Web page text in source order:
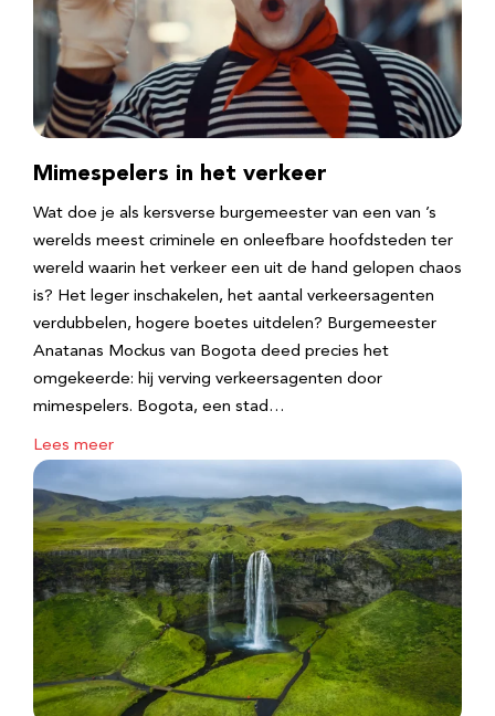
Mimespelers in het verkeer
Wat doe je als kersverse burgemeester van een van ’s
werelds meest criminele en onleefbare hoofdsteden ter
wereld waarin het verkeer een uit de hand gelopen chaos
is? Het leger inschakelen, het aantal verkeersagenten
verdubbelen, hogere boetes uitdelen? Burgemeester
Anatanas Mockus van Bogota deed precies het
omgekeerde: hij verving verkeersagenten door
mimespelers. Bogota, een stad…
Lees meer